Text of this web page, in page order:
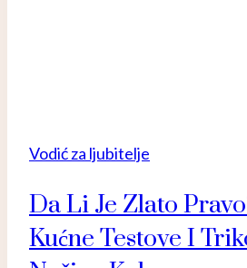
Kroz
Zlata
Vodić za ljubitelje
Da Li Je Zlato
Kućne Testove I